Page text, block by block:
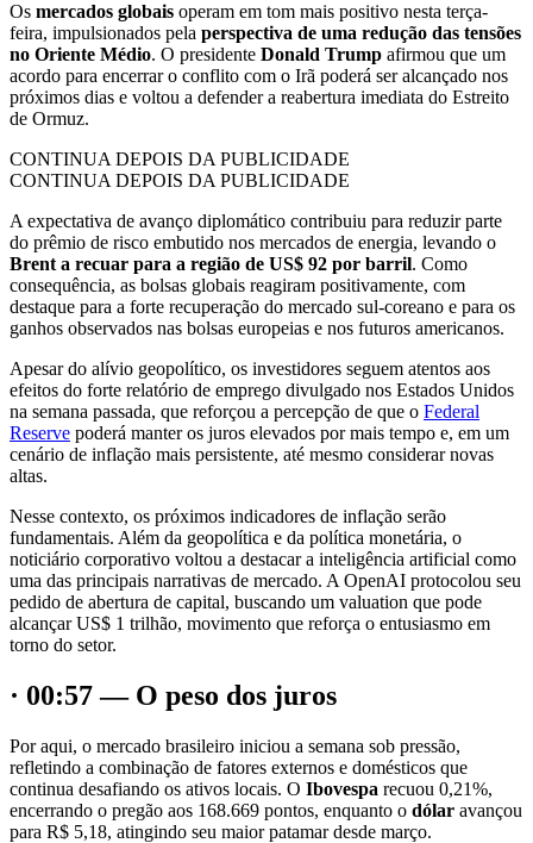
Os mercados globais operam em tom mais positivo nesta terça-
feira, impulsionados pela perspectiva de uma redução das tensões
no Oriente Médio. O presidente Donald Trump afirmou que um
acordo para encerrar o conflito com o Irã poderá ser alcançado nos
próximos dias e voltou a defender a reabertura imediata do Estreito
de Ormuz.
CONTINUA DEPOIS DA PUBLICIDADE
CONTINUA DEPOIS DA PUBLICIDADE
A expectativa de avanço diplomático contribuiu para reduzir parte
do prêmio de risco embutido nos mercados de energia, levando o
Brent a recuar para a região de US$ 92 por barril. Como
consequência, as bolsas globais reagiram positivamente, com
destaque para a forte recuperação do mercado sul-coreano e para os
ganhos observados nas bolsas europeias e nos futuros americanos.
Apesar do alívio geopolítico, os investidores seguem atentos aos
efeitos do forte relatório de emprego divulgado nos Estados Unidos
na semana passada, que reforçou a percepção de que o Federal
Reserve poderá manter os juros elevados por mais tempo e, em um
cenário de inflação mais persistente, até mesmo considerar novas
altas.
Nesse contexto, os próximos indicadores de inflação serão
fundamentais. Além da geopolítica e da política monetária, o
noticiário corporativo voltou a destacar a inteligência artificial como
uma das principais narrativas de mercado. A OpenAI protocolou seu
pedido de abertura de capital, buscando um valuation que pode
alcançar US$ 1 trilhão, movimento que reforça o entusiasmo em
torno do setor.
· 00:57 — O peso dos juros
Por aqui, o mercado brasileiro iniciou a semana sob pressão,
refletindo a combinação de fatores externos e domésticos que
continua desafiando os ativos locais. O Ibovespa recuou 0,21%,
encerrando o pregão aos 168.669 pontos, enquanto o dólar avançou
para R$ 5,18, atingindo seu maior patamar desde março.